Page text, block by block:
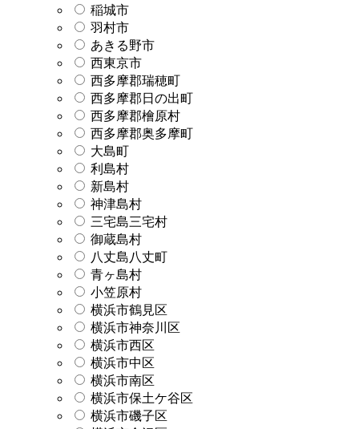
稲城市
羽村市
あきる野市
西東京市
西多摩郡瑞穂町
西多摩郡日の出町
西多摩郡檜原村
西多摩郡奥多摩町
大島町
利島村
新島村
神津島村
三宅島三宅村
御蔵島村
八丈島八丈町
青ヶ島村
小笠原村
横浜市鶴見区
横浜市神奈川区
横浜市西区
横浜市中区
横浜市南区
横浜市保土ケ谷区
横浜市磯子区